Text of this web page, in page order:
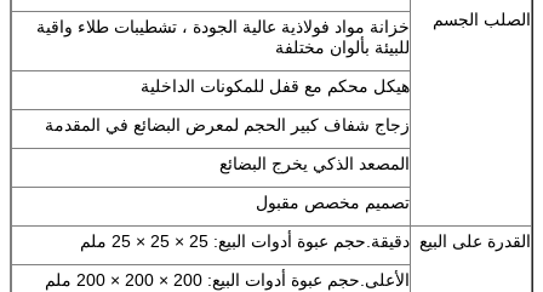
الصلب الجسم
خزانة مواد فولاذية عالية الجودة ، تشطيبات طلاء واقية
للبيئة بألوان مختلفة
هيكل محكم مع قفل للمكونات الداخلية
زجاج شفاف كبير الحجم لمعرض البضائع في المقدمة
المصعد الذكي يخرج البضائع
تصميم مخصص مقبول
القدرة على البيع دقيقة.حجم عبوة أدوات البيع: 25 × 25 × 25 ملم
الأعلى.حجم عبوة أدوات البيع: 200 × 200 × 200 ملم